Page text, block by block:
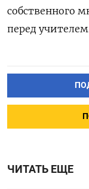
собственного
перед
ЧИТАТЬ ЕЩЕ